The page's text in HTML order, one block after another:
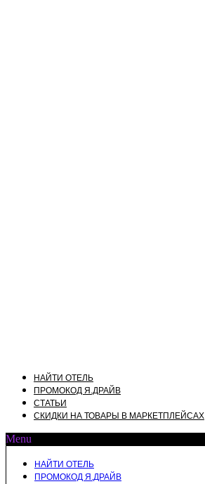
НАЙТИ ОТЕЛЬ
ПРОМОКОД Я.ДРАЙВ
СТАТЬИ
СКИДКИ НА ТОВАРЫ В МАРКЕТПЛЕЙСАХ
Menu
НАЙТИ ОТЕЛЬ
ПРОМОКОД Я.ДРАЙВ